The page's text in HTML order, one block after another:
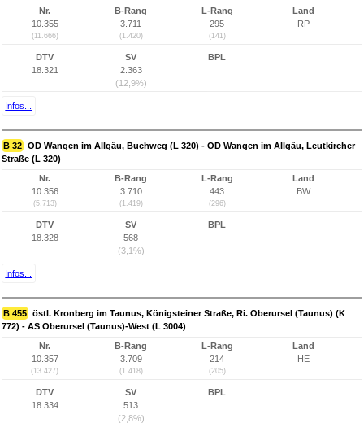
Nr.
10.355
(11.666)
B-Rang
3.711
(1.420)
L-Rang
295
(141)
Land
RP
DTV
18.321
SV
2.363
(12,9%)
BPL
Infos...
B 32 OD Wangen im Allgäu, Buchweg (L 320) - OD Wangen im Allgäu, Leutkircher
Straße (L 320)
Nr.
10.356
(5.713)
B-Rang
3.710
(1.419)
L-Rang
443
(296)
Land
BW
DTV
18.328
SV
568
(3,1%)
BPL
Infos...
B 455 östl. Kronberg im Taunus, Königsteiner Straße, Ri. Oberursel (Taunus) (K
772) - AS Oberursel (Taunus)-West (L 3004)
Nr.
10.357
(13.427)
B-Rang
3.709
(1.418)
L-Rang
214
(205)
Land
HE
DTV
18.334
SV
513
(2,8%)
BPL